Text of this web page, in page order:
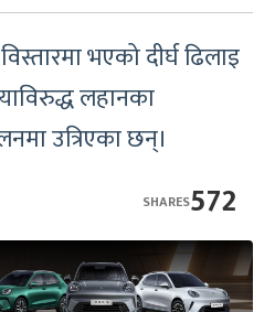
भएको दीर्घ ढिलाइ
लहानका
उत्रिएका छन्।
572
SHARES